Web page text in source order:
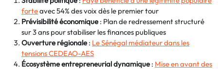
forteavec 54% des voix dès le premier tour
Prévisibilité économique: Plan de redressement structuré
sur 3 ans pour stabiliser les finances publiques
Ouverture régionale: Le Sénégal médiateur dans les
tensions CEDEAO-AES
Écosystème entrepreneurial dynamique: Mise en avant des